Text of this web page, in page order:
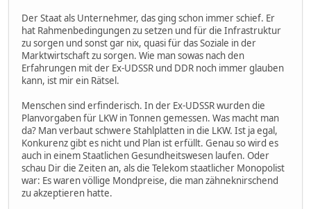
Der Staat als Unternehmer, das ging schon immer schief. Er
hat Rahmenbedingungen zu setzen und für die Infrastruktur
zu sorgen und sonst gar nix, quasi für das Soziale in der
Marktwirtschaft zu sorgen. Wie man sowas nach den
Erfahrungen mit der Ex-UDSSR und DDR noch immer glauben
kann, ist mir ein Rätsel.
Menschen sind erfinderisch. In der Ex-UDSSR wurden die
Planvorgaben für LKW in Tonnen gemessen. Was macht man
da? Man verbaut schwere Stahlplatten in die LKW. Ist ja egal,
Konkurenz gibt es nicht und Plan ist erfüllt. Genau so wird es
auch in einem Staatlichen Gesundheitswesen laufen. Oder
schau Dir die Zeiten an, als die Telekom staatlicher Monopolist
war: Es waren völlige Mondpreise, die man zähneknirschend
zu akzeptieren hatte.